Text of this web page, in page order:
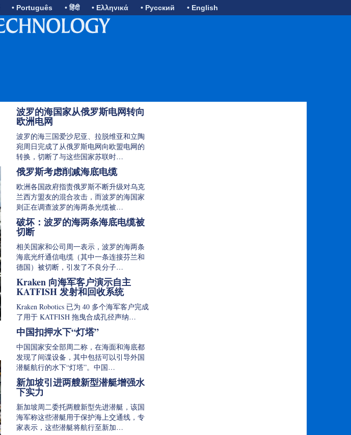
• Português • हिंदी • Ελληνικά • Русский • English
波罗的海国家从俄罗斯电网转向
欧洲电网
波罗的海三国爱沙尼亚、拉脱维亚和立陶
宛周日完成了从俄罗斯电网向欧盟电网的
转换，切断了与这些国家苏联时…
俄罗斯考虑削减海底电缆
欧洲各国政府指责俄罗斯不断升级对乌克
兰西方盟友的混合攻击，而波罗的海国家
则正在调查波罗的海两条光缆被…
破坏：波罗的海两条海底电缆被
切断
相关国家和公司周一表示，波罗的海两条
海底光纤通信电缆（其中一条连接芬兰和
德国）被切断，引发了不良分子…
Kraken 向海军客户演示自主
KATFISH 发射和回收系统
Kraken Robotics 已为 40 多个海军客户完成
了用于 KATFISH 拖曳合成孔径声纳…
中国扣押水下“灯塔”
中国国家安全部周二称，在海面和海底都
发现了间谍设备，其中包括可以引导外国
潜艇航行的水下“灯塔”。中国…
新加坡引进两艘新型潜艇增强水
下实力
新加坡周二委托两艘新型先进潜艇，该国
海军称这些潜艇用于保护海上交通线，专
家表示，这些潜艇将航行至新加…